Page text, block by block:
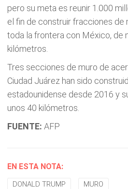
pero su meta es reunir 1.000
el fin de construir fracciones de
toda la frontera con México, de
kilómetros.
Tres secciones de muro de
Ciudad Juárez han sido
estadounidense desde 2016 y
unos 40 kilómetros.
FUENTE: AFP
EN ESTA NOTA:
DONALD TRUMP MURO